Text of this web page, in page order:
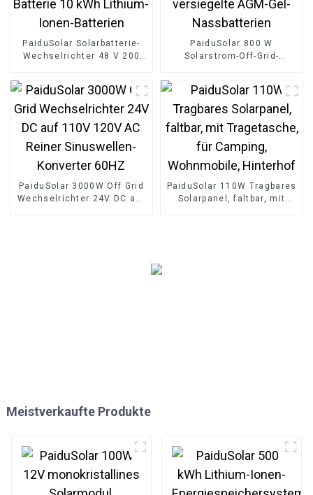
PaiduSolar Solarbatterie-
Wechselrichter 48 V 200
Ionen-Batterien
PaiduSolar 800 W
Solarstrom-Off-Grid-
versiegelte AGM-Gel-
Nassbatterien
PaiduSolar 3000W Off Grid
Wechselrichter 24V DC auf
PaiduSolar 110W Tragbares
Solarpanel, faltbar, mit
Meistverkaufte Produkte